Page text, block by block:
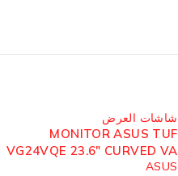
شاشات العرض
MONITOR ASUS TUF
VG24VQE 23.6″ CURVED VA
144HZ
ASUS